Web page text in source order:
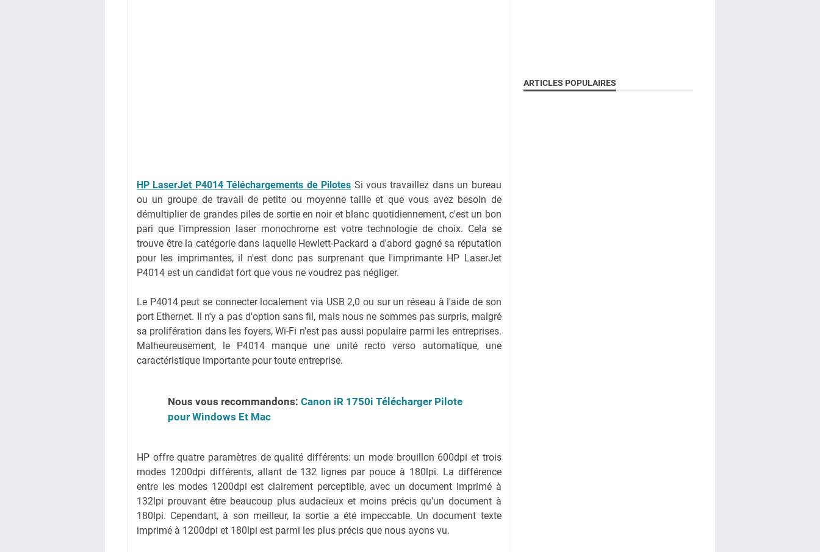
HP LaserJet P4014 Téléchargements de Pilotes Si vous travaillez dans un bureau
ou un groupe de travail de petite ou moyenne taille et que vous avez besoin de
démultiplier de grandes piles de sortie en noir et blanc quotidiennement, c'est un bon
pari que l'impression laser monochrome est votre technologie de choix. Cela se
trouve être la catégorie dans laquelle Hewlett-Packard a d'abord gagné sa réputation
pour les imprimantes, il n'est donc pas surprenant que l'imprimante HP LaserJet
P4014 est un candidat fort que vous ne voudrez pas négliger.
Le P4014 peut se connecter localement via USB 2,0 ou sur un réseau à l'aide de son
port Ethernet. Il n'y a pas d'option sans fil, mais nous ne sommes pas surpris, malgré
sa prolifération dans les foyers, Wi-Fi n'est pas aussi populaire parmi les entreprises.
Malheureusement, le P4014 manque une unité recto verso automatique, une
caractéristique importante pour toute entreprise.
Nous vous recommandons: Canon iR 1750i Télécharger Pilote
pour Windows Et Mac
HP offre quatre paramètres de qualité différents: un mode brouillon 600dpi et trois
modes 1200dpi différents, allant de 132 lignes par pouce à 180lpi. La différence
entre les modes 1200dpi est clairement perceptible, avec un document imprimé à
132lpi prouvant être beaucoup plus audacieux et moins précis qu'un document à
180lpi. Cependant, à son meilleur, la sortie a été impeccable. Un document texte
imprimé à 1200dpi et 180lpi est parmi les plus précis que nous ayons vu.
ARTICLES POPULAIRES